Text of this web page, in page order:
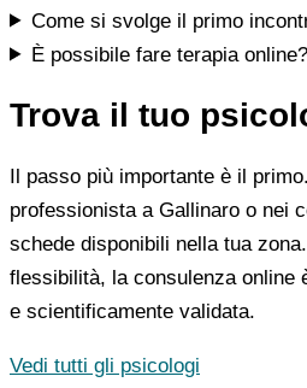
Come si svolge il primo
È possibile fare terapia online?
Trova il tuo
Il passo più importante è il
professionista a Gallinaro o nei
schede disponibili nella tua
flessibilità, la consulenza online
e scientificamente validata.
Vedi tutti gli psicologi